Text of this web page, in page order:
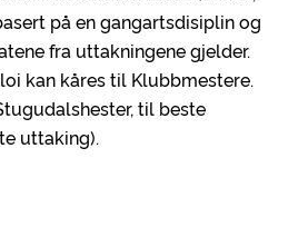
på en gangartsdisiplin og
fra uttakningene gjelder.
kan kåres til Klubbmestere.
til beste
uttaking).